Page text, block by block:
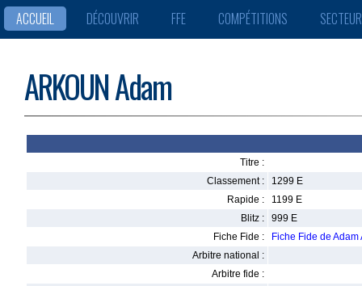
ACCUEIL DÉCOUVRIR FFE COMPÉTITIONS
ARKOUN Adam
Titre :
Classement :
1299 E
Rapide :
1199 E
Blitz :
999 E
Fiche Fide :
Fiche Fide de Adam
Arbitre national :
Arbitre fide :